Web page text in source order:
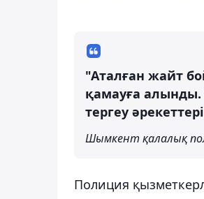
"Аталған жайт
қамауға алынды.
тергеу
Шымкент қалалық
Полиция